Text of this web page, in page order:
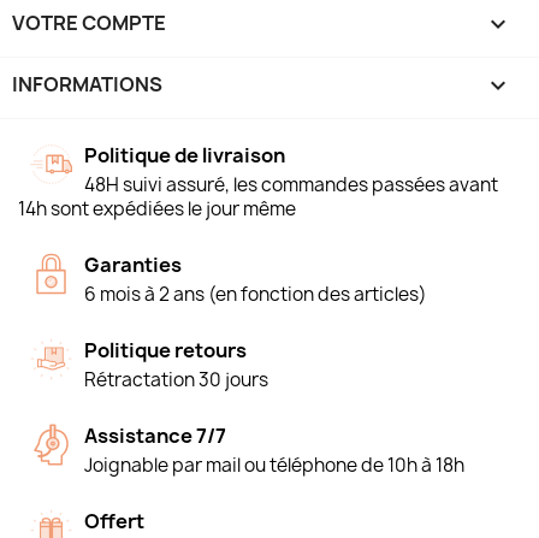
VOTRE COMPTE 
INFORMATIONS keyboard_arrow_down
Politique de livraison
48H suivi assuré, les commandes passées avant
14h sont expédiées le jour même
Garanties
6 mois à 2 ans (en fonction des articles)
Politique retours
Rétractation 30 jours
Assistance 7/7
Joignable par mail ou téléphone de 10h à 18h
Offert